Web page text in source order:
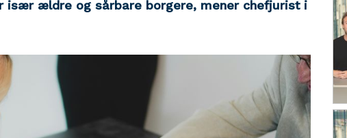
især ældre og sårbare borgere, mener chefjurist i